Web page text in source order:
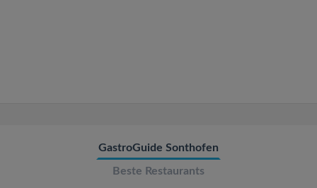
GastroGuide Sonthofen
Beste Restaurants